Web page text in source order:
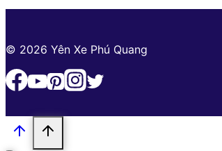
© 2026 Yên Xe Phú Quang